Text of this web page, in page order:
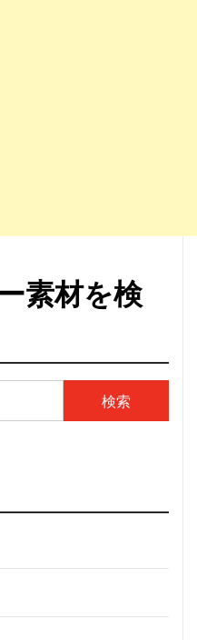
素材を検